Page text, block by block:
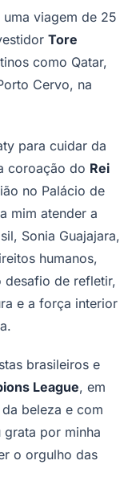
viagem de 25
Tore
como Qatar,
Cervo, na
para cuidar da
coroação do Rei
no Palácio de
mim atender a
Sonia Guajajara,
humanos,
desafio de refletir,
e a força interior
brasileiros e
League, em
beleza e com
por minha
o orgulho das